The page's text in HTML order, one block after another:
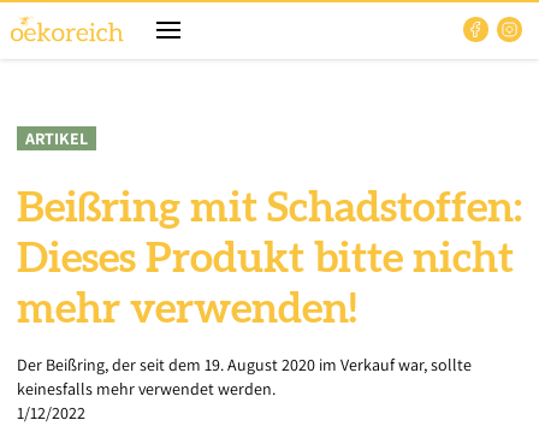
ARTIKEL
Beißring mit Schadstoffen:
Dieses Produkt bitte nicht
mehr verwenden!
Der Beißring, der seit dem 19. August 2020 im Verkauf war, sollte
keinesfalls mehr verwendet werden.
1/12/2022